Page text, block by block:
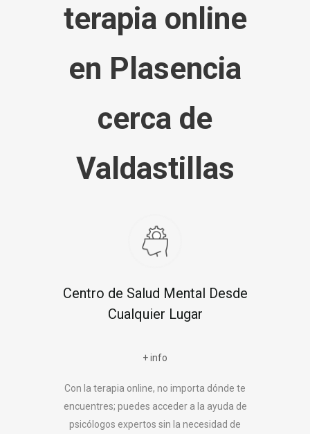
terapia online
en Plasencia
cerca de
Valdastillas
Centro de Salud Mental Desde
Cualquier Lugar
+ info
Con la terapia online, no importa dónde te
encuentres; puedes acceder a la ayuda de
psicólogos expertos sin la necesidad de